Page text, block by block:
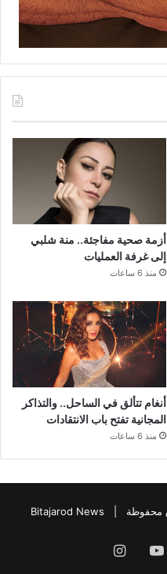
أزمة صحية مفاجئة.. منة شلبي
إلى غرفة العمليات
منذ 6 ساعات
أنغام تتألق في الساحل.. والتذاكر
المجانية تفتح باب الانتقادات
منذ 6 ساعات
Bitajarod News
‫YouTubeانستقرام